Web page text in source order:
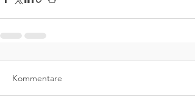
Kommentare